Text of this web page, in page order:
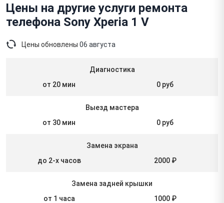
Цены на другие услуги ремонта
телефона Sony Xperia 1 V
Цены обновлены 06 августа
Диагностика
от 20 мин
0 руб
Выезд мастера
от 30 мин
0 руб
Замена экрана
до 2-х часов
2000 ₽
Замена задней крышки
от 1 часа
1000 ₽